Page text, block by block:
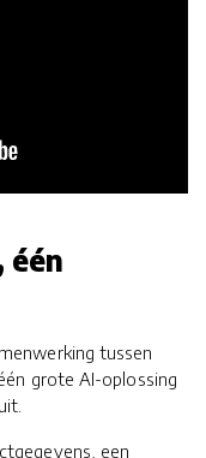
één
tussen
grote AI-oplossing
een